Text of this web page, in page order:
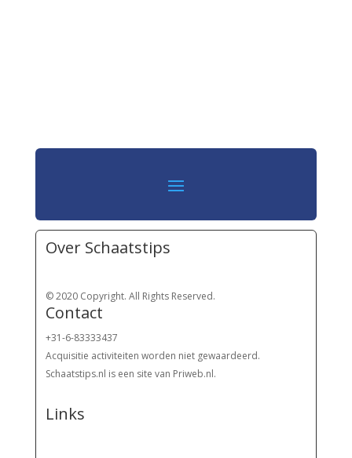
Over Schaatstips
© 2020 Copyright. All Rights Reserved.
Contact
+31-6-83333437
Acquisitie activiteiten worden niet gewaardeerd.
Schaatstips.nl is een site van Priweb.nl.
Links